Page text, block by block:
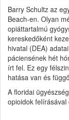
Barry Schultz az
Beach-en. Olyan
opiáttartalmú
kereskedőként
hivatal (DEA)
páciensének hét
írt fel. Ez egy
hatása van és
A floridai
opioidok